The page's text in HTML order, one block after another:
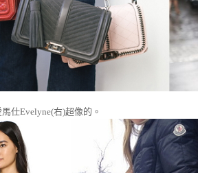
仕Evelyne(右)超像的。